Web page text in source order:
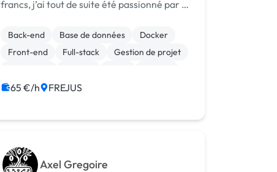
francs, j’ai tout de suite été passionné par le
donc orienté vers l’informatique et cela fait
plus de 10 ans que j'exerc...
Back-end Base de données
Docker
Front-end
Full-stack
Gestion de projet
65 €/h FREJUS
Axel Gregoire